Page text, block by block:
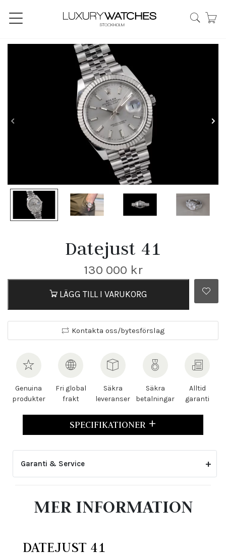
Datejust 41
130 000 kr
LÄGG TILL I VARUKORG
Kontakta oss/bytesförslag
Genuina
produkter
Fri global
frakt
Säkra
leveranser
Säkra
betalningar
Alltid
garanti
SPECIFIKATIONER
Garanti & Service
som uppstått genom felaktig skötsel eller ovarsam
hantering. Den upphör även att gälla om klockan har
MER INFORMATION
DATEJUST 41